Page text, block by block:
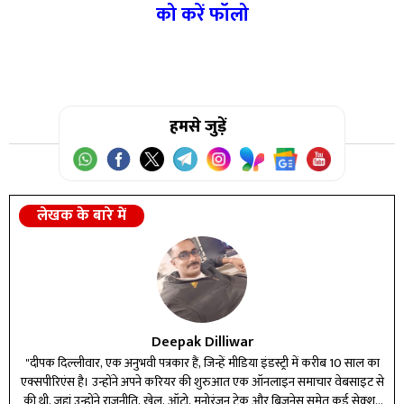
को करें फॉलो
हमसे जुड़ें
लेखक के बारे में
Deepak Dilliwar
"दीपक दिल्लीवार, एक अनुभवी पत्रकार हैं, जिन्हें मीडिया इंडस्ट्री में करीब 10 साल का
एक्सपीरिएंस है। उन्होंने अपने करियर की शुरुआत एक ऑनलाइन समाचार वेबसाइट से